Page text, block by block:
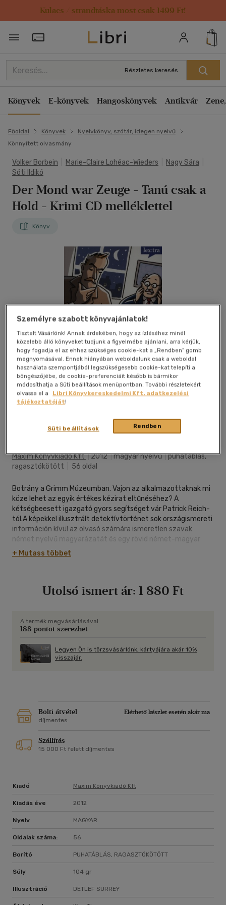
Kulacs / strandtáska most csak 1499 Ft!
Törzsvásárlói Kártya adatai
Részletes keresés
Könyvek E-könyvek Hangoskönyvek Antikvár
Főoldal Könyvek
Nyelvkönyv, szótár, idegen nyelvű
Könnyített olvasmány
Volker Borbein Marie-Claire Lohéac-Wieders Nagy Sára
Sóti Ildikó
Der Mond war Zeuge - Tanú csak a
Hold - Krimi CD melléklettel
Könyv
Kívánságlistához adom Megosztom
Maxim Könyvkiadó Kft|2012|magyar nyelvű|puhatáblás,
ragasztókötött
56 oldal
Botrány a Grimm Múzeumban. Vajon az alkalmazottaknak mi
köze lehet az egyik értékes kézirat eltűnéséhez? A
kétségbeesett igazgató gyors segítséget vár Patrick Reich-
tól.A képekkel illusztrált detektívtörténet sok országismereti
információn kívül az olvasó számára ismeretlen szavak
német nyelvű magyarázatát és egy rövid német-magyar
szószedetet is tartalmaz. Az egyes fejezetek rejtvényekkel
és szövegértési feladatokkal egészülnek ki. A mellékelt CD-
szórakoztató német nyelvű tanulókrimi-sorozat európai
Reich magánnyomozó áll, aki minden ügyet képes megoldani.
Irodája ablakából gyönyörű kilátás nyílik Kasselre, az idilli
Sajnos még egy ilyen várost sem kerül el a bűnözés.
+ Mutass többet
Utolsó ismert ár: 1 880 Ft
A termék megvásárlásával
188 pontot szerezhet
Legyen Ön is törzsvásárlónk, kártyájára akár 10%
visszajár.
Bolti átvétel
Elérhető készlet esetén akár ma
díjmentes
Szállítás
15 000 Ft felett díjmentes
Kiadó Maxim Könyvkiadó Kft
Kiadás éve 2012
Nyelv MAGYAR
Oldalak száma: 56
Borító PUHATÁBLÁS, RAGASZTÓKÖTÖTT
Súly 104 gr
Illusztráció DETLEF SURREY
Személyre szabott könyvajánlatok!
Tisztelt Vásárlónk! Annak érdekében, hogy az ízléséhez minél
közelebb álló könyveket tudjunk a figyelmébe ajánlani, arra kérjük,
hogy fogadja el az ehhez szükséges cookie-kat a „Rendben” gomb
megnyomásával. Ennek hiányában weboldalunk csak a weboldal
használata szempontjából legszükségesebb cookie-kat telepíti a
böngészőjébe, de cookie-preferenciáit később is bármikor
módosíthatja a Süti beállítások menüpontban. További részletekért
olvassa el a
Libri Könyvkereskedelmi Kft. adatkezelési
tájékoztatóját!
Rendben
Süti beállítások